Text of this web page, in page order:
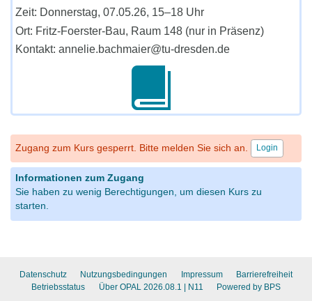
Zeit: Donnerstag, 07.05.26, 15–18 Uhr
Ort: Fritz-Foerster-Bau, Raum 148 (nur in Präsenz)
Kontakt: annelie.bachmaier@tu-dresden.de
Zugang zum Kurs gesperrt. Bitte melden Sie sich an. Login
Informationen zum Zugang
Sie haben zu wenig Berechtigungen, um diesen Kurs zu
starten.
Datenschutz Nutzungsbedingungen Impressum
Barrierefreiheit
Betriebsstatus
Über OPAL 2026.08.1 | N11 Powered by BPS